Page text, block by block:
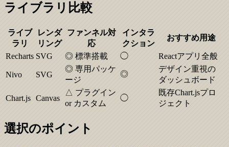
ライブラリ比較
ライブ
ラリ
レンダ
リング
ファンネル対
応
インタラ
クション
おすすめ用途
Recharts SVG ◎ 標準搭載 ◯ Reactアプリ全般
Nivo SVG
◎ 専用パッケ
ージ
◎
デザイン重視の
ダッシュボード
Chart.js Canvas
△ プラグイン
or カスタム
◯
既存Chart.jsプロ
ジェクト
選択のポイント